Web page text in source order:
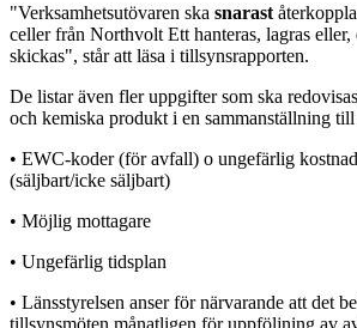
"Verksamhetsutövaren ska snarast
celler från Northvolt Ett hanteras, lagras
skickas", står att läsa i tillsynsrapporten.
De listar även fler uppgifter som ska
och kemiska produkt i en sammanställning
• EWC-koder (för avfall) o ungefärlig
(säljbart/icke säljbart)
• Möjlig mottagare
• Ungefärlig tidsplan
• Länsstyrelsen anser för närvarande att det
tillsynsmöten månatligen för uppföljning av